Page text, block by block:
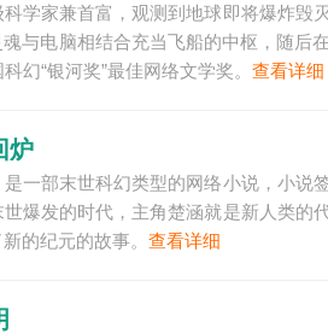
学家兼首富，观测到地球即将爆炸毁
与电脑相结合充当飞船的中枢，随后
幻“银河奖”最佳网络文学奖。 查看详细
炉
是一部末世科幻类型的网络小说，小
爆发的时代，主角楚涵就是新人类的
的纪元的故事。 查看详细